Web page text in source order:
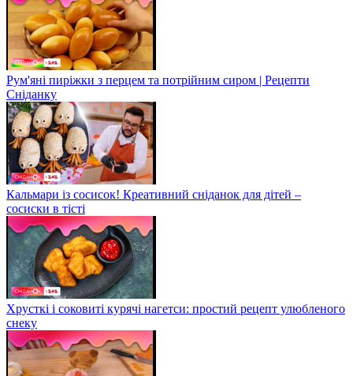
Рум'яні пиріжки з перцем та потрійним сиром | Рецепти
Сніданку
Кальмари із сосисок! Креативний сніданок для дітей –
сосиски в тісті
Хрусткі і соковиті курячі нагетси: простий рецепт улюбленого
снеку